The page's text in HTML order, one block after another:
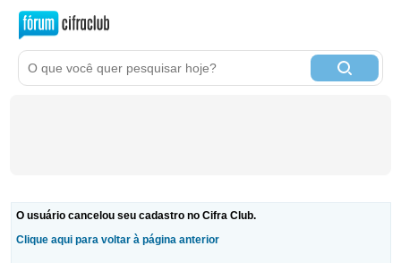
O usuário cancelou seu cadastro no Cifra Club.
Clique aqui para voltar à página anterior